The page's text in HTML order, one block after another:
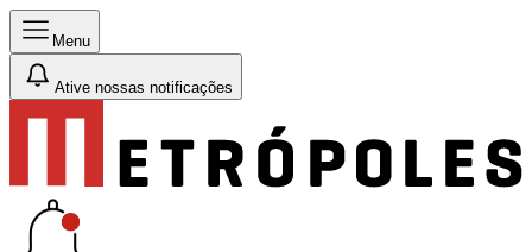
Menu
Ative nossas notificações